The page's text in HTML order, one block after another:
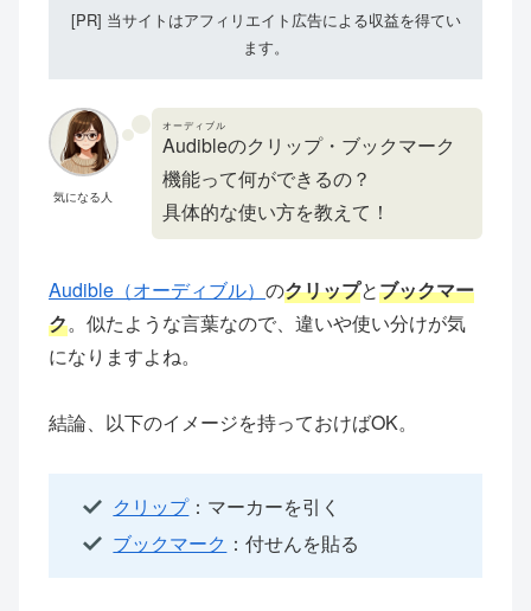
[PR] 当サイトはアフィリエイト広告による収益を得てい
ます。
気になる人
Audible
オーディブル
のクリップ・ブックマーク
機能って何ができるの？
具体的な使い方を教えて！
Audible（オーディブル） のクリップとブックマー
ク。似たような言葉なので、違いや使い分けが気
になりますよね。
結論、以下のイメージを持っておけばOK。
クリップ：マーカーを引く
ブックマーク ：付せんを貼る